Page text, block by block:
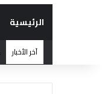
الرئيسية
آخر الأخبار